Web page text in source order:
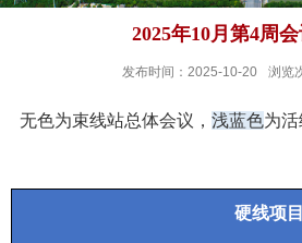
2025年10月第4周
发布时间：2025-10-20 浏览
无色为束线站总体会议， 浅蓝色为
硬线项